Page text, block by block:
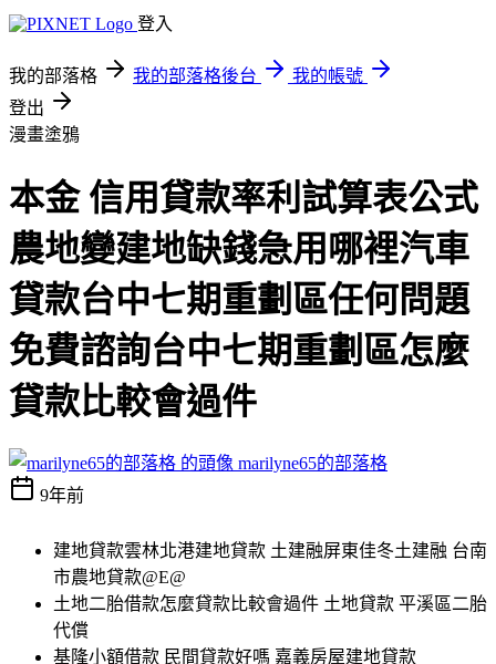
登入
我的部落格 我的部落格後台
我的帳號
登出
漫畫塗鴉
本金 信用貸款率利試算表公式
農地變建地缺錢急用哪裡汽車
貸款台中七期重劃區任何問題
免費諮詢台中七期重劃區怎麼
貸款比較會過件
marilyne65的部落格
9年前
建地貸款雲林北港建地貸款 土建融屏東佳冬土建融 台南
市農地貸款@E@
土地二胎借款怎麼貸款比較會過件 土地貸款 平溪區二胎
代償
基隆小額借款 民間貸款好嗎 嘉義房屋建地貸款